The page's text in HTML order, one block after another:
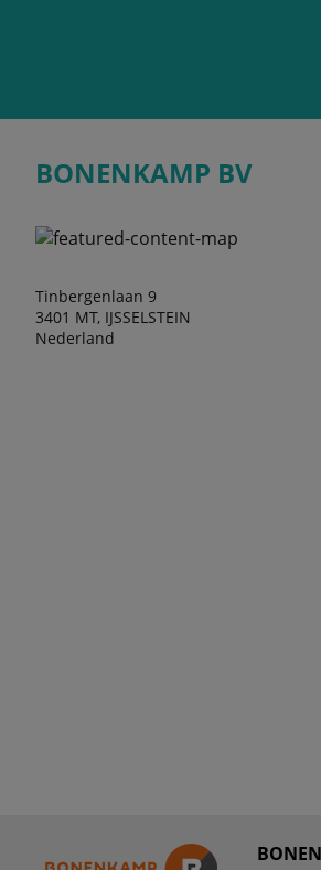
BONENKAMP BV
Tinbergenlaan 9
3401 MT, IJSSELSTEIN
Nederland